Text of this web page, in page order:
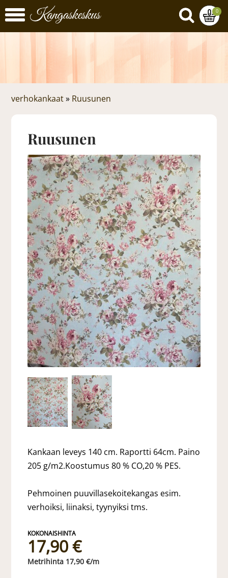
0
verhokankaat » Ruusunen
Ruusunen
Kankaan leveys 140 cm. Raportti 64cm. Paino
205 g/m2.Koostumus 80 % CO,20 % PES.
Pehmoinen puuvillasekoitekangas esim.
verhoiksi, liinaksi, tyynyiksi tms.
17,90 €
17,90 €/m